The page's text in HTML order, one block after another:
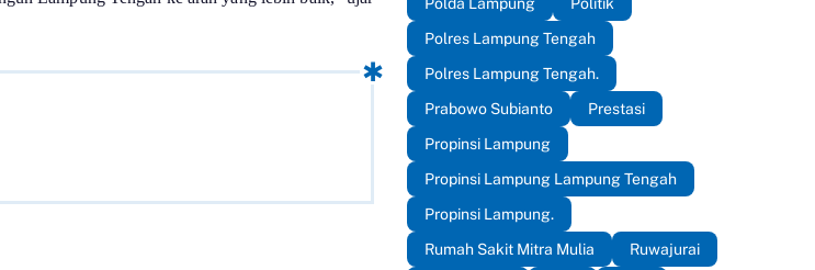
Polres Lampung Tengah
Polres Lampung Tengah.
Prabowo Subianto
Prestasi
Propinsi Lampung
Propinsi Lampung Lampung Tengah
Propinsi Lampung.
Rumah Sakit Mitra Mulia
Ruwajurai